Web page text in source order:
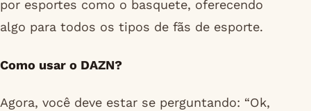
por esportes como o basquete, oferecendo
algo para todos os tipos de fãs de esporte.
Como usar o DAZN?
Agora, você deve estar se perguntando: “Ok,